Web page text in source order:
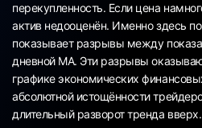
перекупленность. Если цена
актив недооценён. Именно здесь
показывает разрывы между
дневной MA. Эти разрывы
графике экономических
абсолютной истощённости
длительный разворот тренда вверх.